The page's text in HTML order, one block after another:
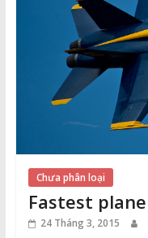
Chưa phân loại
Fastest
24 Tháng 3, 2015